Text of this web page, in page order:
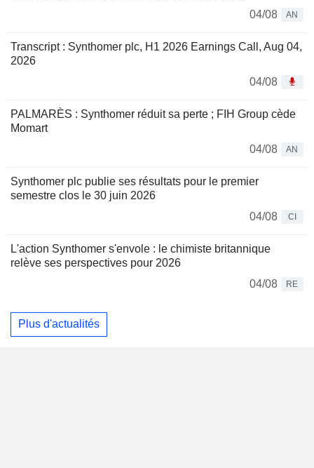
04/08
AN
Transcript : Synthomer plc, H1 2026 Earnings Call, Aug 04,
2026
04/08
PALMARÈS : Synthomer réduit sa perte ; FIH Group cède
Momart
04/08
AN
Synthomer plc publie ses résultats pour le premier
semestre clos le 30 juin 2026
04/08
CI
L'action Synthomer s'envole : le chimiste britannique
relève ses perspectives pour 2026
04/08
RE
Plus d'actualités